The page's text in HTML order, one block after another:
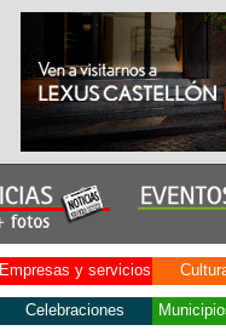
Empresas y servicios
Celebraciones